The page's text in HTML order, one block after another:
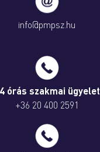
info@pmpsz.hu
órás szakmai ügyelet
+36 20 400 2591